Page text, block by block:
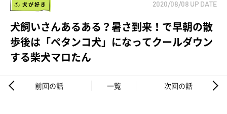
犬が好き 2020/08/08 UP DATE
犬飼いさんあるある？暑さ到来！で早朝の散
歩後は「ペタンコ犬」になってクールダウン
する柴犬マロたん
前回の話 一覧 次回の話